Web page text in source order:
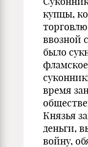
купцы,
ввозной
было
время
Князья
деньги,
войну,